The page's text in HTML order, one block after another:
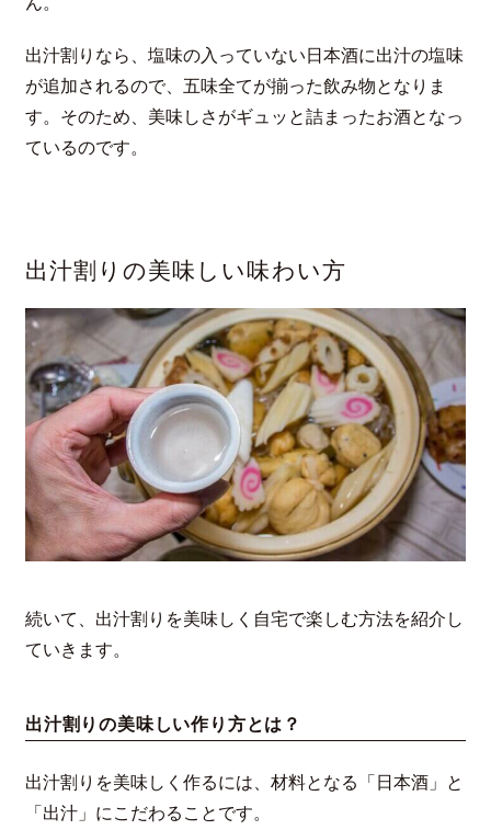
出汁割りなら、塩味の入っていない日本酒に出汁の塩味
が追加されるので、五味全てが揃った飲み物となりま
す。そのため、美味しさがギュッと詰まったお酒となっ
ているのです。
出汁割りの美味しい味わい方
続いて、出汁割りを美味しく自宅で楽しむ方法を紹介し
ていきます。
出汁割りの美味しい作り方とは？
出汁割りを美味しく作るには、材料となる「日本酒」と
「出汁」にこだわることです。